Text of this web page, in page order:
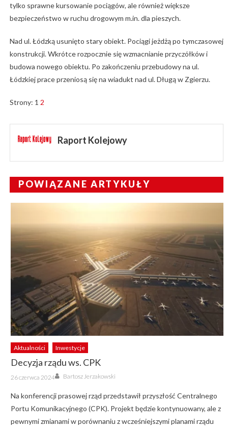
tylko sprawne kursowanie pociągów, ale również większe
bezpieczeństwo w ruchu drogowym m.in. dla pieszych.
Nad ul. Łódzką usunięto stary obiekt. Pociągi jeżdżą po tymczasowej
konstrukcji. Wkrótce rozpocznie się wzmacnianie przyczółków i
budowa nowego obiektu. Po zakończeniu przebudowy na ul.
Łódzkiej prace przeniosą się na wiadukt nad ul. Długą w Zgierzu.
Strony: 1 2
Raport Kolejowy
POWIĄZANE ARTYKUŁY
Aktualności Inwestycje
Decyzja rządu ws. CPK
Posted
on
26 czerwca 2024 Author
Bartosz Jerzakowski
Na konferencji prasowej rząd przedstawił przyszłość Centralnego
Portu Komunikacyjnego (CPK). Projekt będzie kontynuowany, ale z
pewnymi zmianami w porównaniu z wcześniejszymi planami rządu